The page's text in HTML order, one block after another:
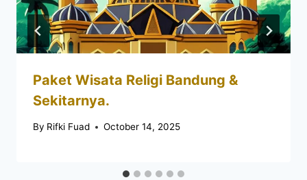
Paket Wisata Religi Bandung &
Sekitarnya.
By Rifki Fuad October 14, 2025